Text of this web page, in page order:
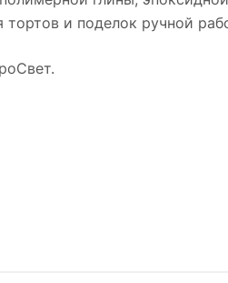
и поделок ручной